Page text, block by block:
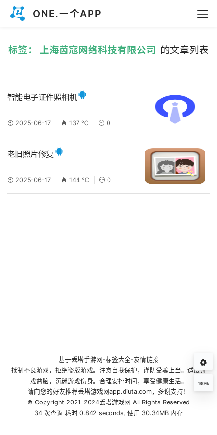
ONE.一个APP
标签： 上海茵寇网络科技有限公司 的文章列表
智能电子证件照相机
2025-06-17 137 ℃ 0
老旧照片修复
2025-06-17 144 ℃ 0
100%
基于丢塔手游网 -标签大全-友情链接
抵制不良游戏，拒绝盗版游戏。注意自我保护，谨防受骗上当。适度游
戏益脑，沉迷游戏伤身。合理安排时间，享受健康生活。
请向您的好友推荐丢塔游戏网app.diuta.com，多谢支持！
© Copyright 2021-2024丢塔游戏网 All Rights Reserved
34 次查询 耗时 0.842 seconds, 使用 30.34MB 内存